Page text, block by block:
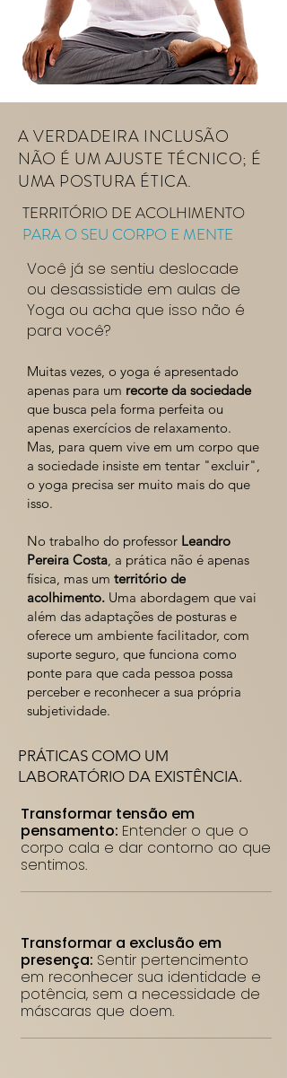
A VERDADEIRA INCLUSÃO
NÃO É UM AJUSTE TÉCNICO; É
UMA POSTURA ÉTICA.
TERRITÓRIO DE ACOLHIMENTO
PARA O SEU CORPO E MENTE
Você já se sentiu deslocade
ou desassistide em aulas de
Yoga ou acha que isso não é
para você?
Muitas vezes, o yoga é apresentado
apenas para um recorte da sociedade
que busca pela forma perfeita ou
apenas exercícios de relaxamento.
Mas, para quem vive em um corpo que
a sociedade insiste em tentar "excluir",
o yoga precisa ser muito mais do que
isso.
No trabalho do professor Leandro
Pereira Costa, a prática não é apenas
física, mas um território de
acolhimento. Uma abordagem que vai
além das adaptações de posturas e
oferece um ambiente facilitador, com
suporte seguro, que funciona como
ponte para que cada pessoa possa
perceber e reconhecer a sua própria
subjetividade.
PRÁTICAS COMO UM
LABORATÓRIO DA EXISTÊNCIA.
Transformar tensão em
pensamento: Entender o que o
corpo cala e dar contorno ao que
sentimos.
Transformar a exclusão em
presença: Sentir pertencimento
em reconhecer sua identidade e
potência, sem a necessidade de
máscaras que doem.